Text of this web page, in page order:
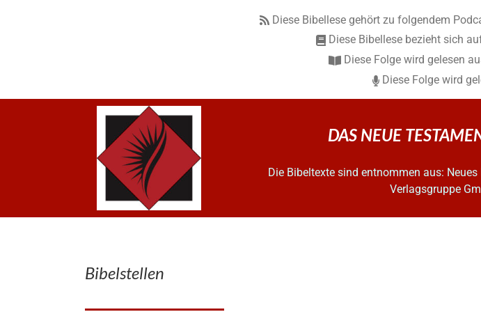
Diese Bibellese gehört zu folgendem
Diese Bibellese bezieht sich
Diese Folge wird gelesen
Diese Folge wird
DAS NEUE
Die Bibeltexte sind entnommen aus: Neues
Verlagsgruppe
Bibelstellen